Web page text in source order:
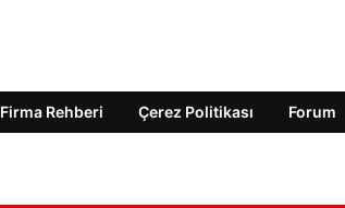
Firma Rehberi Çerez Politikası Forum